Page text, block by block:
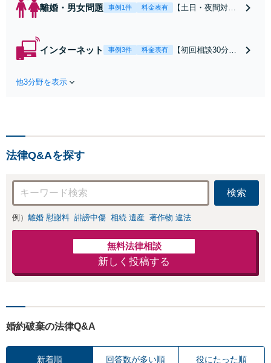
離婚・男女問題 事例1件 料金表有
【土日・夜間対応
れたら、サインす
インターネット 事例3件 料金表有
【初回相談30分無
お店の風評被害対
応可：開示請求の
意見照会が来たと
きの対処法、被害
者との示談交渉
他3分野を表示
法律Q&Aを探す
検索
例） 離婚 慰謝料 誹謗中傷 相続 遺産 著作物 違法
無料法律相談
新しく投稿する
婚約破棄の法律Q&A
新着順 回答数が多い順 役にたった順